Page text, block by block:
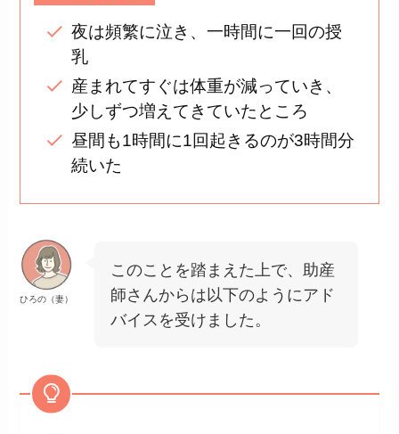
夜は頻繁に泣き、一時間に一回の授
乳
産まれてすぐは体重が減っていき、
少しずつ増えてきていたところ
昼間も1時間に1回起きるのが3時間分
続いた
ひろの（妻）
このことを踏まえた上で、助産
師さんからは以下のようにアド
バイスを受けました。